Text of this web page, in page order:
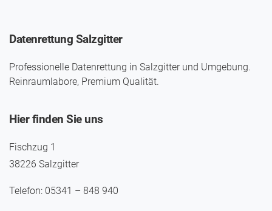
Datenrettung Salzgitter
Professionelle Datenrettung in Salzgitter und Umgebung.
Reinraumlabore, Premium Qualität.
Hier finden Sie uns
Fischzug 1
38226 Salzgitter
Telefon: 05341 – 848 940